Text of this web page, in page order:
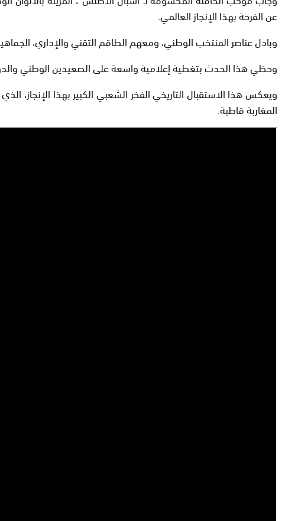
عن الفرحة بهذا الإنجاز العالمي.
وبادل عناصر المنتخب الوطني، ومعهم الطاقم التقني والإداري،
وحظي هذا الحدث بتغطية إعلامية واسعة على الصعيدين الوطني
ويعكس هذا الاستقبال التاريخي الفخر الشعبي الكبير بهذا
المغاربة قاطبة.